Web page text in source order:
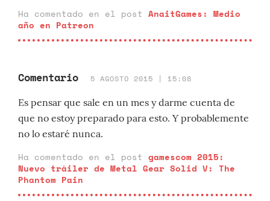
Ha comentado en el post AnaitGames: Medio
año en Patreon
Comentario 5 AGOSTO 2015 | 15:08
Es pensar que sale en un mes y darme cuenta de
que no estoy preparado para esto. Y probablemente
no lo estaré nunca.
Ha comentado en el post gamescom 2015:
Nuevo tráiler de Metal Gear Solid V: The
Phantom Pain